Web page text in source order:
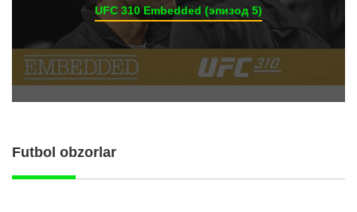
UFC 310 Embedded (эпизод 5)
Futbol obzorlar